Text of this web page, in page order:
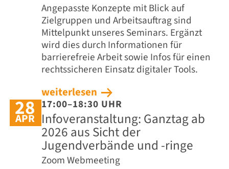
Angepasste Konzepte mit Blick auf
Zielgruppen und Arbeitsauftrag sind
Mittelpunkt unseres Seminars. Ergänzt
wird dies durch Informationen für
barrierefreie Arbeit sowie Infos für einen
rechtssicheren Einsatz digitaler Tools.
weiterlesen
28
APR
17:00–18:30 UHR
Infoveranstaltung: Ganztag ab
2026 aus Sicht der
Jugendverbände und -ringe
Zoom Webmeeting